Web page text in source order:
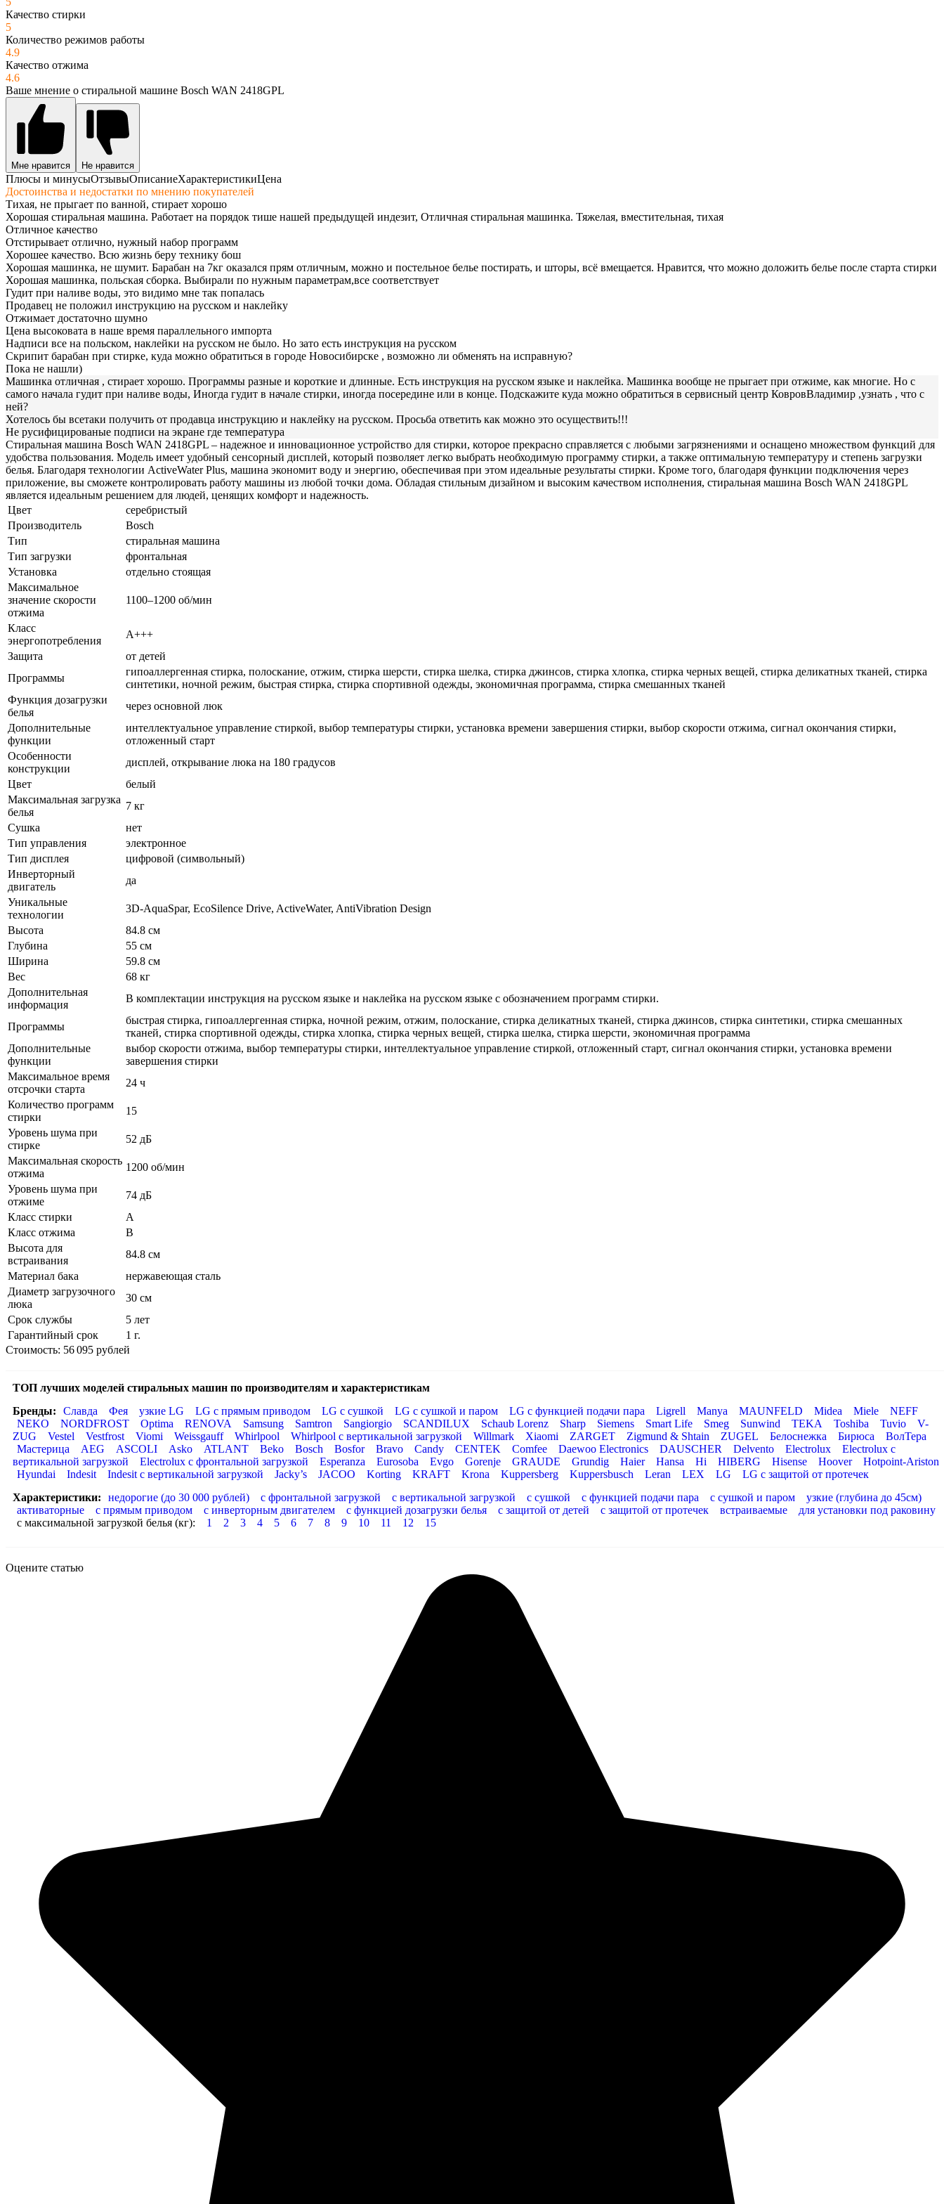
Качество стирки
5
Количество режимов работы
4.9
Качество отжима
4.6
Ваше мнение о стиральной машине Bosch WAN 2418GPL
Мне нравится Не нравится
Плюсы и минусыОтзывыОписаниеХарактеристикиЦена
Достоинства и недостатки по мнению покупателей
Тихая, не прыгает по ванной, стирает хорошо
Хорошая стиральная машина. Работает на порядок тише нашей предыдущей индезит, Отличная стиральная машинка. Тяжелая, вместительная, тихая
Отличное качество
Отстирывает отлично, нужный набор программ
Хорошее качество. Всю жизнь беру технику бош
Хорошая машинка, не шумит. Барабан на 7кг оказался прям отличным, можно и постельное белье постирать, и шторы, всё вмещается. Нравится, что можно доложить белье после старта стирки
Хорошая машинка, польская сборка. Выбирали по нужным параметрам,все соответствует
Гудит при наливе воды, это видимо мне так попалась
Продавец не положил инструкцию на русском и наклейку
Отжимает достаточно шумно
Цена высоковата в наше время параллельного импорта
Надписи все на польском, наклейки на русском не было. Но зато есть инструкция на русском
Скрипит барабан при стирке, куда можно обратиться в городе Новосибирске , возможно ли обменять на исправную?
Пока не нашли)
Машинка отличная , стирает хорошо. Программы разные и короткие и длинные. Есть инструкция на русском языке и наклейка. Машинка вообще не прыгает при отжиме, как многие. Но с
самого начала гудит при наливе воды, Иногда гудит в начале стирки, иногда посередине или в конце. Подскажите куда можно обратиться в сервисный центр КовровВладимир ,узнать , что с
ней?
Хотелось бы всетаки получить от продавца инструкцию и наклейку на русском. Просьба ответить как можно это осуществить!!!
Не русифицированые подписи на экране где температура
Стиральная машина Bosch WAN 2418GPL – надежное и инновационное устройство для стирки, которое прекрасно справляется с любыми загрязнениями и оснащено множеством функций для
удобства пользования. Модель имеет удобный сенсорный дисплей, который позволяет легко выбрать необходимую программу стирки, а также оптимальную температуру и степень загрузки
белья. Благодаря технологии ActiveWater Plus, машина экономит воду и энергию, обеспечивая при этом идеальные результаты стирки. Кроме того, благодаря функции подключения через
приложение, вы сможете контролировать работу машины из любой точки дома. Обладая стильным дизайном и высоким качеством исполнения, стиральная машина Bosch WAN 2418GPL
является идеальным решением для людей, ценящих комфорт и надежность.
Цвет
серебристый
Производитель
Bosch
Тип
стиральная машина
Тип загрузки
фронтальная
Установка
отдельно стоящая
Максимальное
значение скорости
отжима
1100–1200 об/мин
Класс
энергопотребления
A+++
Защита
от детей
Программы
гипоаллергенная стирка, полоскание, отжим, стирка шерсти, стирка шелка, стирка джинсов, стирка хлопка, стирка черных вещей, стирка деликатных тканей, стирка
синтетики, ночной режим, быстрая стирка, стирка спортивной одежды, экономичная программа, стирка смешанных тканей
Функция дозагрузки
белья
через основной люк
Дополнительные
функции
интеллектуальное управление стиркой, выбор температуры стирки, установка времени завершения стирки, выбор скорости отжима, сигнал окончания стирки,
отложенный старт
Особенности
конструкции
дисплей, открывание люка на 180 градусов
Цвет
белый
Максимальная загрузка
белья
7 кг
Сушка
нет
Тип управления
электронное
Тип дисплея
цифровой (символьный)
Инверторный
двигатель
да
Уникальные
технологии
3D-AquaSpar, EcoSilence Drive, ActiveWater, AntiVibration Design
Высота
84.8 см
Глубина
55 см
Ширина
59.8 см
Вес
68 кг
Дополнительная
информация
В комплектации инструкция на русском языке и наклейка на русском языке с обозначением программ стирки.
Программы
быстрая стирка, гипоаллергенная стирка, ночной режим, отжим, полоскание, стирка деликатных тканей, стирка джинсов, стирка синтетики, стирка смешанных
тканей, стирка спортивной одежды, стирка хлопка, стирка черных вещей, стирка шелка, стирка шерсти, экономичная программа
Дополнительные
функции
выбор скорости отжима, выбор температуры стирки, интеллектуальное управление стиркой, отложенный старт, сигнал окончания стирки, установка времени
завершения стирки
Максимальное время
отсрочки старта
24 ч
Количество программ
стирки
15
Уровень шума при
стирке
52 дБ
Максимальная скорость
отжима
1200 об/мин
Уровень шума при
отжиме
74 дБ
Класс стирки
A
Класс отжима
B
Высота для
встраивания
84.8 см
Материал бака
нержавеющая сталь
Диаметр загрузочного
люка
30 см
Срок службы
5 лет
Гарантийный срок
1 г.
Стоимость: 56 095 рублей
ТОП лучших моделей стиральных машин по производителям и характеристикам
Бренды:
Славда Фея узкие LG LG с прямым приводом LG с сушкой LG с сушкой и паром LG с функцией подачи пара Ligrell Manya MAUNFELD Midea Miele
NEFF
NEKO
NORDFROST Optima RENOVA Samsung Samtron Sangiorgio SCANDILUX Schaub Lorenz Sharp Siemens Smart Life Smeg Sunwind TEKA Toshiba Tuvio
V-
ZUG
Vestel Vestfrost Viomi Weissgauff Whirlpool Whirlpool с вертикальной загрузкой Willmark Xiaomi ZARGET Zigmund & Shtain ZUGEL Белоснежка Бирюса
ВолТера
Мастерица
AEG ASCOLI Asko ATLANT Beko Bosch Bosfor Bravo Candy CENTEK Comfee Daewoo Electronics DAUSCHER Delvento Electrolux
Electrolux с
вертикальной загрузкой
Electrolux с фронтальной загрузкой Esperanza Eurosoba Evgo Gorenje GRAUDE Grundig Haier Hansa Hi HIBERG Hisense Hoover
Hotpoint-Ariston
Hyundai
Indesit Indesit с вертикальной загрузкой Jacky’s JACOO Korting KRAFT Krona Kuppersberg Kuppersbusch Leran LEX LG
LG с защитой от протечек
Характеристики:
недорогие (до 30 000 рублей) с фронтальной загрузкой с вертикальной загрузкой с сушкой с функцией подачи пара с сушкой и паром
узкие (глубина до 45см)
активаторные
с прямым приводом с инверторным двигателем с функцией дозагрузки белья с защитой от детей с защитой от протечек встраиваемые
для установки под раковину
с максимальной загрузкой белья (кг):
1 2 3 4 5 6 7 8 9 10 11 12 15
Оцените статью